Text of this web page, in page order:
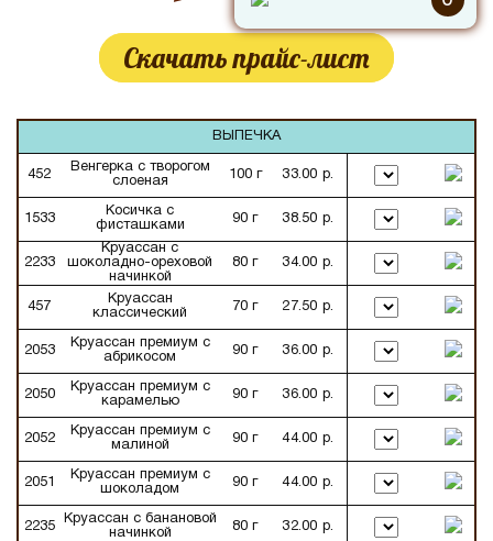
Скачать прайс-лист
ВЫПЕЧКА
452
Венгерка с творогом
слоеная
100 г 33.00 р.
1533
Косичка с
фисташками
90 г 38.50 р.
2233
Круассан c
шоколадно-ореховой
начинкой
80 г 34.00 р.
457
Круассан
классический
70 г 27.50 р.
2053
Круассан премиум с
абрикосом
90 г 36.00 р.
2050
Круассан премиум с
карамелью
90 г 36.00 р.
2052
Круассан премиум с
малиной
90 г 44.00 р.
2051
Круассан премиум с
шоколадом
90 г 44.00 р.
2235
Круассан с банановой
начинкой
80 г 32.00 р.